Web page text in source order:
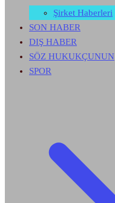
Şirket Haberleri
SON HABER
DIŞ HABER
SÖZ HUKUKÇUNUN
SPOR